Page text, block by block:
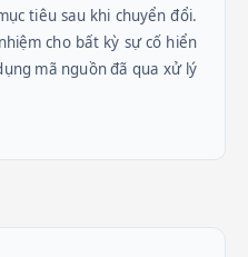
tiêu sau khi chuyển đổi.
cho bất kỳ sự cố hiển
mã nguồn đã qua xử lý